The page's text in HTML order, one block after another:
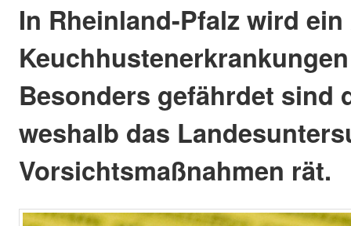
In Rheinland-Pfalz wird
Besonders gefährdet sind
weshalb das
Vorsichtsmaßnahmen rät.